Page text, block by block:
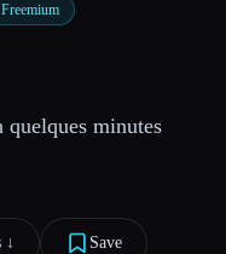
Marketeurs
Créateurs
Freemium
minutes
↓︎ Save